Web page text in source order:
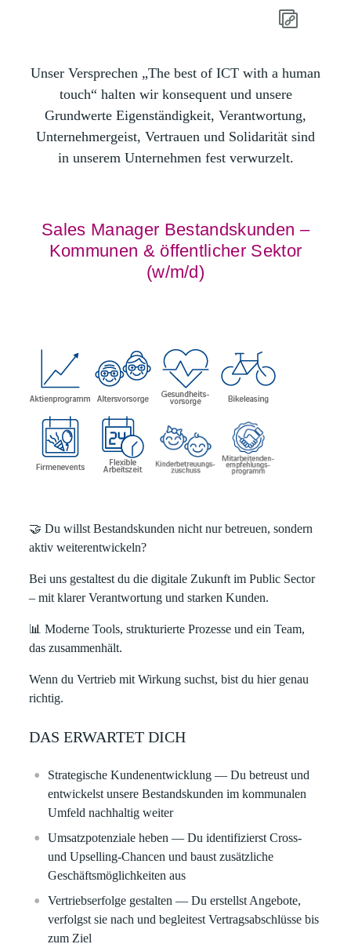
Unser Versprechen „The best of ICT with a human
touch“ halten wir konsequent und unsere
Grundwerte Eigenständigkeit, Verantwortung,
Unternehmergeist, Vertrauen und Solidarität sind
in unserem Unternehmen fest verwurzelt.
Sales Manager Bestandskunden –
Kommunen & öffentlicher Sektor
(w/m/d)
🤝 Du willst Bestandskunden nicht nur betreuen, sondern
aktiv weiterentwickeln?
Bei uns gestaltest du die digitale Zukunft im Public Sector
– mit klarer Verantwortung und starken Kunden.
📊 Moderne Tools, strukturierte Prozesse und ein Team,
das zusammenhält.
Wenn du Vertrieb mit Wirkung suchst, bist du hier genau
richtig.
DAS ERWARTET DICH
Strategische Kundenentwicklung — Du betreust und
entwickelst unsere Bestandskunden im kommunalen
Umfeld nachhaltig weiter
Umsatzpotenziale heben — Du identifizierst Cross‑
und Upselling‑Chancen und baust zusätzliche
Geschäftsmöglichkeiten aus
Vertriebserfolge gestalten— Du erstellst Angebote,
verfolgst sie nach und begleitest Vertragsabschlüsse bis
zum Ziel